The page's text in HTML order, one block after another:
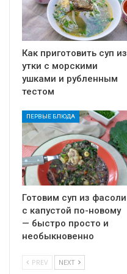
Как приготовить суп из
утки с морскими
ушками и рубленным
тестом
ПЕРВЫЕ БЛЮДА
Готовим суп из фасоли
с капустой по-новому
— быстро просто и
необыкновенно
PREV NEXT